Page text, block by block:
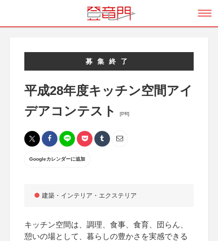
募集終了
平成28年度キッチン空間アイ
デアコンテスト
[PR]
Googleカレンダーに追加
建築・インテリア・エクステリア
キッチン空間は、調理、食事、食育、団らん、
憩いの場として、暮らしの豊かさを実感できる